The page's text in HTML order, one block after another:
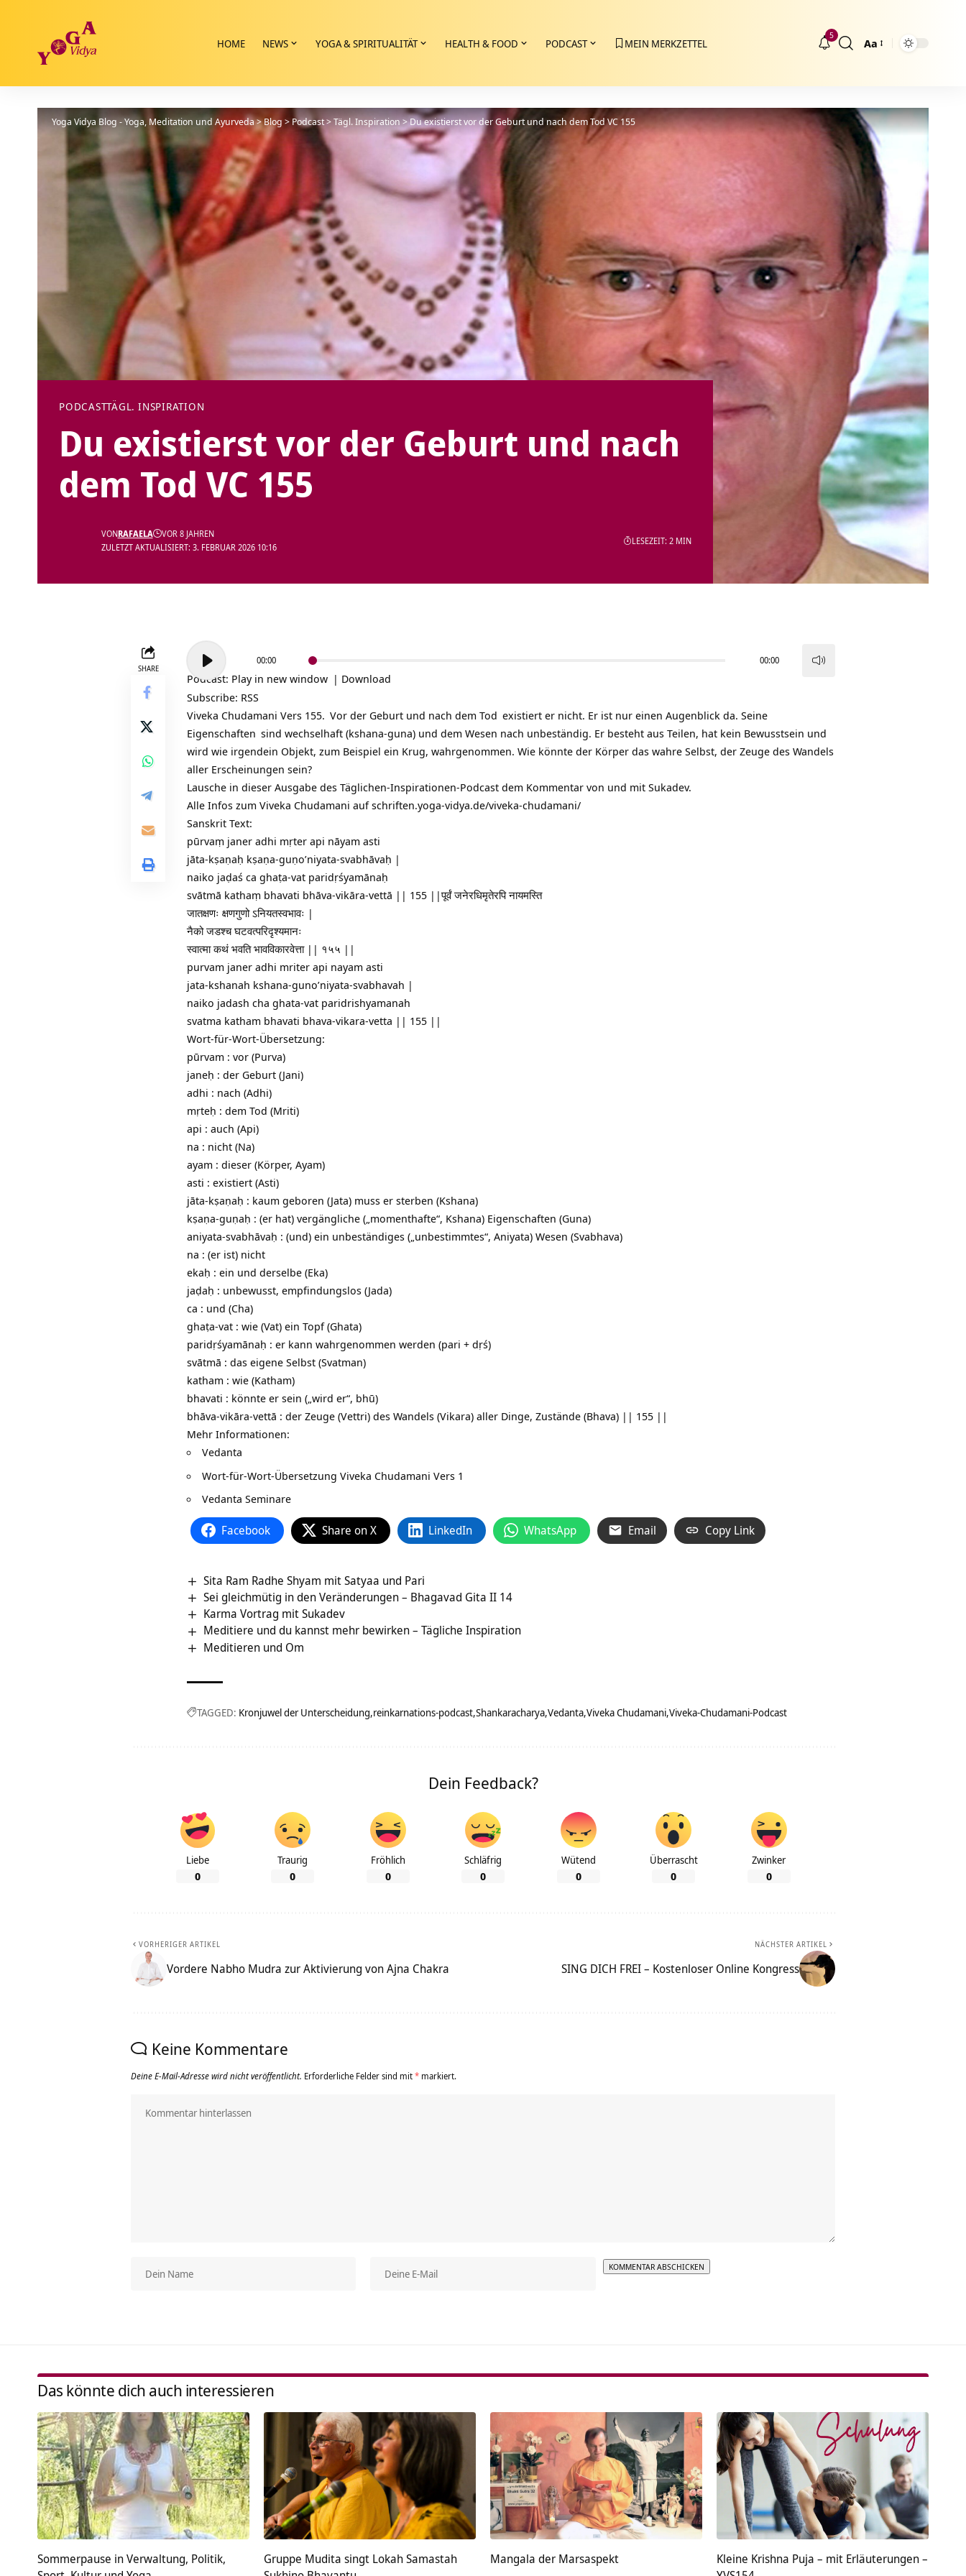
HOME NEWS YOGA & SPIRITUALITÄT HEALTH & FOOD PODCAST MEIN MERKZETTEL
5
Größenänderung
Aa
Yoga Vidya Blog - Yoga, Meditation und Ayurveda>Blog >Podcast>Tägl. Inspiration>Du existierst vor der Geburt und nach dem Tod VC 155
PODCASTTÄGL. INSPIRATION
Du existierst vor der Geburt und nach
dem Tod VC 155
ZULETZT AKTUALISIERT: 3. FEBRUAR 2026 10:16
VONRAFAELA VOR 8 JAHREN
LESEZEIT: 2 MIN
SHARE
Audio-
Player
00:00 00:00
Podcast: Play in new window | Download
Subscribe: RSS
Viveka Chudamani Vers 155. Vor der Geburt und nach dem Tod existiert er nicht. Er ist nur einen Augenblick da. Seine
Eigenschaften sind wechselhaft (kshana-guna) und dem Wesen nach unbeständig. Er besteht aus Teilen, hat kein Bewusstsein und
wird wie irgendein Objekt, zum Beispiel ein Krug, wahrgenommen. Wie könnte der Körper das wahre Selbst, der Zeuge des Wandels
aller Erscheinungen sein?
Lausche in dieser Ausgabe des Täglichen-Inspirationen-Podcast dem Kommentar von und mit Sukadev.
Alle Infos zum Viveka Chudamani aufschriften.yoga-vidya.de/viveka-chudamani/
Sanskrit Text:
pūrvaṃ janer adhi mṛter api nāyam asti
jāta-kṣaṇaḥ kṣaṇa-guṇo’niyata-svabhāvaḥ |
naiko jaḍaś ca ghaṭa-vat paridṛśyamānaḥ
svātmā kathaṃ bhavati bhāva-vikāra-vettā || 155 ||पूर्वं जनेरधिमृतेरपि नायमस्ति
जातक्षणः क्षणगुणो ऽनियतस्वभावः |
नैको जडश्च घटवत्परिदृश्यमानः
स्वात्मा कथं भवति भावविकारवेत्ता || १५५ ||
purvam janer adhi mriter api nayam asti
jata-kshanah kshana-guno’niyata-svabhavah |
naiko jadash cha ghata-vat paridrishyamanah
svatma katham bhavati bhava-vikara-vetta || 155 ||
Wort-für-Wort-Übersetzung:
pūrvam : vor (Purva)
janeḥ : der Geburt (Jani)
adhi : nach (Adhi)
mṛteḥ : dem Tod (Mriti)
api : auch (Api)
na : nicht (Na)
ayam : dieser (Körper, Ayam)
asti : existiert (Asti)
jāta-kṣaṇaḥ : kaum geboren (Jata) muss er sterben (Kshana)
kṣaṇa-guṇaḥ : (er hat) vergängliche („momenthafte“, Kshana) Eigenschaften (Guna)
aniyata-svabhāvaḥ : (und) ein unbeständiges („unbestimmtes“, Aniyata) Wesen (Svabhava)
na : (er ist) nicht
ekaḥ : ein und derselbe (Eka)
jaḍaḥ : unbewusst, empfindungslos (Jada)
ca : und (Cha)
ghaṭa-vat : wie (Vat) ein Topf (Ghata)
paridṛśyamānaḥ : er kann wahrgenommen werden (pari + dṛś)
svātmā : das eigene Selbst (Svatman)
katham : wie (Katham)
bhavati : könnte er sein („wird er“, bhū)
bhāva-vikāra-vettā : der Zeuge (Vettri) des Wandels (Vikara) aller Dinge, Zustände (Bhava) || 155 ||
Mehr Informationen:
Vedanta
Wort-für-Wort-Übersetzung Viveka Chudamani Vers 1
Vedanta Seminare
Facebook Share on X LinkedIn WhatsApp Email Copy Link
Sita Ram Radhe Shyam mit Satyaa und Pari
Sei gleichmütig in den Veränderungen – Bhagavad Gita II 14
Karma Vortrag mit Sukadev
Meditiere und du kannst mehr bewirken – Tägliche Inspiration
Meditieren und Om
TAGGED: Kronjuwel der Unterscheidung reinkarnations-podcast Shankaracharya Vedanta Viveka Chudamani Viveka-Chudamani-Podcast
Dein Feedback?
Liebe
0
Traurig
0
Fröhlich
0
Schläfrig
0
Wütend
0
Überrascht
0
Zwinker
0
VORHERIGER ARTIKEL
Vordere Nabho Mudra zur Aktivierung von Ajna Chakra
NÄCHSTER ARTIKEL
SING DICH FREI – Kostenloser Online Kongress
Keine Kommentare
Deine E-Mail-Adresse wird nicht veröffentlicht. Erforderliche Felder sind mit* markiert.
Das könnte dich auch interessieren
Sommerpause in Verwaltung, Politik,
Gruppe Mudita singt Lokah Samastah
Mangala der Marsaspekt
Kleine Krishna Puja – mit Erläuterungen –